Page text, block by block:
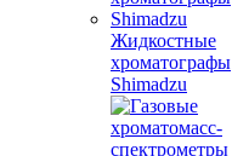
Жидкостные
хроматографы
Shimadzu